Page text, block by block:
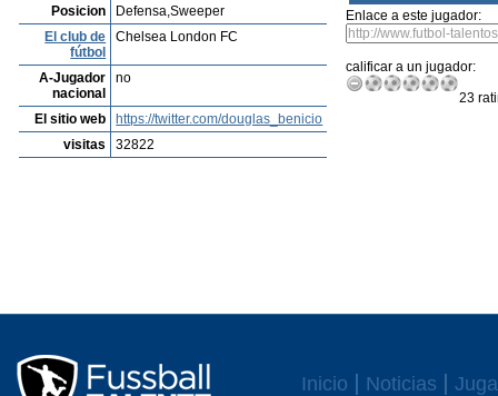
Posicion
Defensa,Sweeper
El club de
fútbol
Chelsea London FC
A-Jugador
nacional
no
El sitio web
https://twitter.com/douglas_benicio
visitas
32822
Enlace a este jugador:
calificar a un jugador:
23
Inicio Noticias